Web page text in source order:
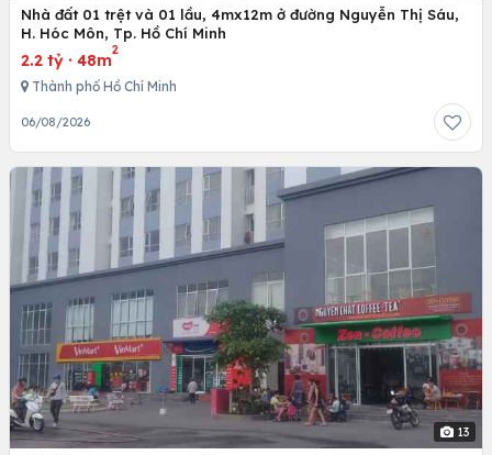
Nhà đất 01 trệt và 01 lầu, 4mx12m ở đường Nguyễn Thị Sáu,
H. Hóc Môn, Tp. Hồ Chí Minh
2.2 tỷ · 48m
2
Thành phố Hồ Chí Minh
06/08/2026
13